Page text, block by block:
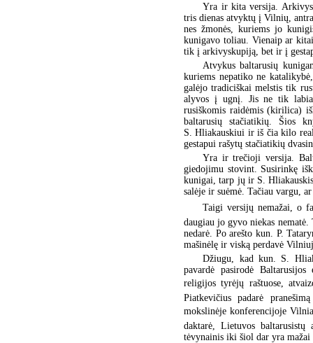
Yra ir kita versija.
tris dienas atvyktų į Vilnių,
nes žmonės, kuriems jo
kunigavo toliau. Vienaip ar
tik į arkivyskupiją, bet ir į
Atvykus baltarusių
kuriems nepatiko ne
galėjo tradiciškai melstis tik
alyvos į ugnį. Jis ne tik
rusiškomis raidėmis (kirilica)
baltarusių stačiatikių. Šios
S. Hliakauskiui ir iš čia kilo
gestapui rašytų stačiatikių
Yra ir trečioji versija.
giedojimu stovint. Susirinkę
kunigai, tarp jų ir S.
salėje ir suėmė. Tačiau vargu,
Taigi versijų nemažai, o
daugiau jo gyvo niekas nematė.
nedarė. Po arešto kun. P.
mašinėlę ir viską perdavė
Džiugu, kad kun. S.
pavardė pasirodė
religijos tyrėjų raštuose,
Piatkevičius padarė
mokslinėje konferencijoje
daktarė, Lietuvos
tėvynainis iki šiol dar yra mažai